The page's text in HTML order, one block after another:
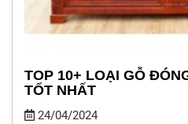
TOP 10+ LOẠI GỖ
TỐT NHẤT
24/04/2024